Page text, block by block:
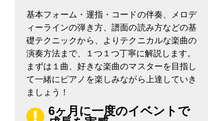
基本フォーム・運指・コードの伴奏、メロデ
ィーラインの弾き方、譜面の読み方などの基
礎テクニックから、よりテクニカルな楽曲の
演奏方法まで、１つ１つ丁寧に解説します。
まずは１曲、好きな楽曲のマスターを目指し
て一緒にピアノを楽しみながら上達していき
ましょう！
6ヶ月に一度のイベントで